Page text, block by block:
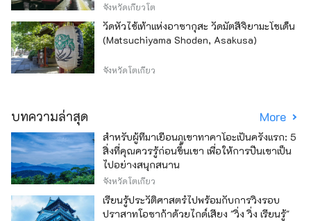
จังหวัดเกียวโต
วัดหัวไช้เท้าแห่งอาซากุสะ วัดมัตสึจิยามะโชเด็น
(Matsuchiyama Shoden, Asakusa)
จังหวัดโตเกียว
บทความล่าสุด More
สำหรับผู้ที่มาเยือนภูเขาทาคาโอะเป็นครั้งแรก: 5
สิ่งที่คุณควรรู้ก่อนขึ้นเขา เพื่อให้การปีนเขาเป็น
ไปอย่างสนุกสนาน
จังหวัดโตเกียว
เรียนรู้ประวัติศาสตร์ไปพร้อมกับการวิ่งรอบ
ปราสาทโอซาก้าด้วยไกด์เสียง "วิ่ง วิ่ง เรียนรู้"